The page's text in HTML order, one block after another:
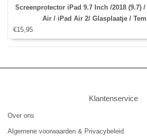
Screenprotector iPad 9.7 Inch /2018 (9.7) /
Air / iPad Air 2/ Glasplaatje /
€15,95
Klantenservice
Over ons
Algemene voorwaarden & Privacybeleid